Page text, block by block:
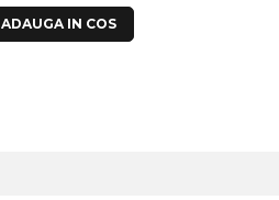
ADAUGA IN COS